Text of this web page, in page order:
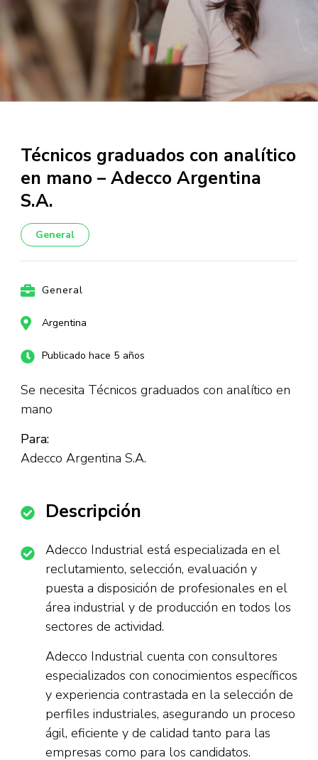
Técnicos graduados con analítico
en mano – Adecco Argentina
S.A.
General
General
Argentina
Publicado hace 5 años
Se necesita Técnicos graduados con analítico en
mano
Para:
Adecco Argentina S.A.
Descripción
Adecco Industrial está especializada en el
reclutamiento, selección, evaluación y
puesta a disposición de profesionales en el
área industrial y de producción en todos los
sectores de actividad.
Adecco Industrial cuenta con consultores
especializados con conocimientos específicos
y experiencia contrastada en la selección de
perfiles industriales, asegurando un proceso
ágil, eficiente y de calidad tanto para las
empresas como para los candidatos.